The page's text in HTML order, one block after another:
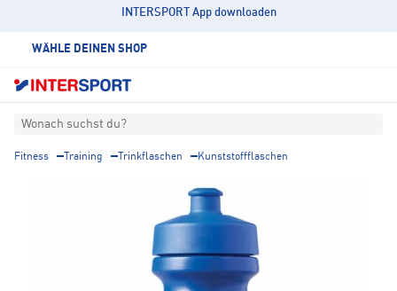
INTERSPORT App downloaden
WÄHLE DEINEN SHOP
Wonach suchst du?
Fitness Training Trinkflaschen Kunststoffflaschen